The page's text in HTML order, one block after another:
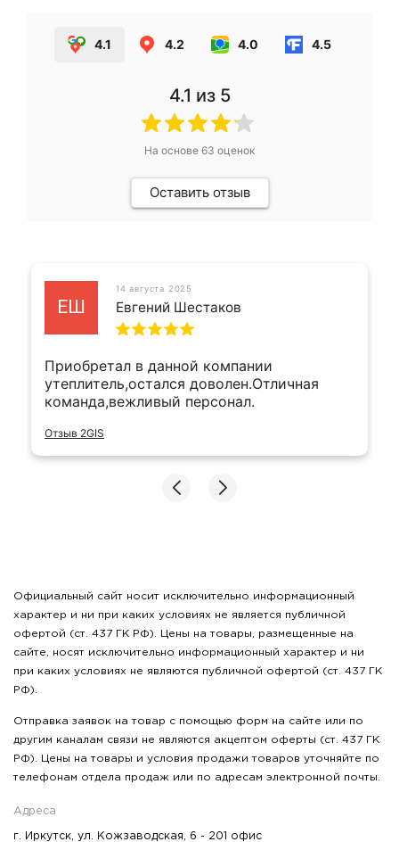
4.1 4.2 4.0 4.5
4.1 из 5
На основе 63 оценок
Оставить отзыв
ЕШ
14 августа 2025
Евгений Шестаков
Приобретал в данной компании
утеплитель,остался доволен.Отличная
команда,вежливый персонал.
Отзыв 2GIS
Официальный сайт носит исключительно информационный
характер и ни при каких условиях не является публичной
офертой (ст. 437 ГК РФ). Цены на товары, размещенные на
сайте, носят исключительно информационный характер и ни
при каких условиях не являются публичной офертой (ст. 437 ГК
РФ).
Отправка заявок на товар с помощью форм на сайте или по
другим каналам связи не являются акцептом оферты (ст. 437 ГК
РФ). Цены на товары и условия продажи товаров уточняйте по
телефонам отдела продаж или по адресам электронной почты.
Адреса
г. Иркутск, ул. Кожзаводская, 6 - 201 офис